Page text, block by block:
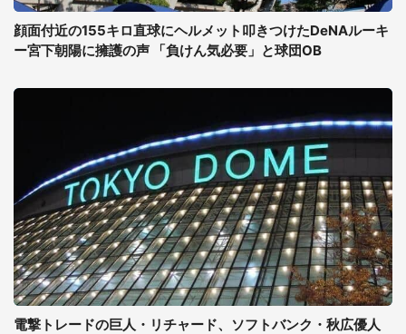
顔面付近の155キロ直球にヘルメット叩きつけたDeNAルーキ
ー宮下朝陽に擁護の声 「負けん気必要」と球団OB
電撃トレードの巨人・リチャード、ソフトバンク・秋広優人